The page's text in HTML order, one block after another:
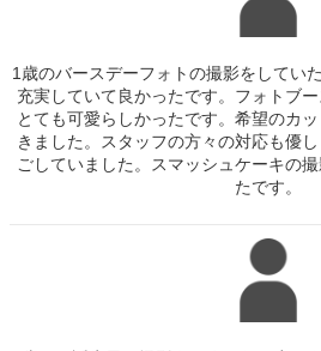
1歳のバースデーフォトの撮影をしてい
充実していて良かったです。フォトブ
とても可愛らしかったです。希望のカ
きました。スタッフの方々の対応も優
ごしていました。スマッシュケーキの
たです。